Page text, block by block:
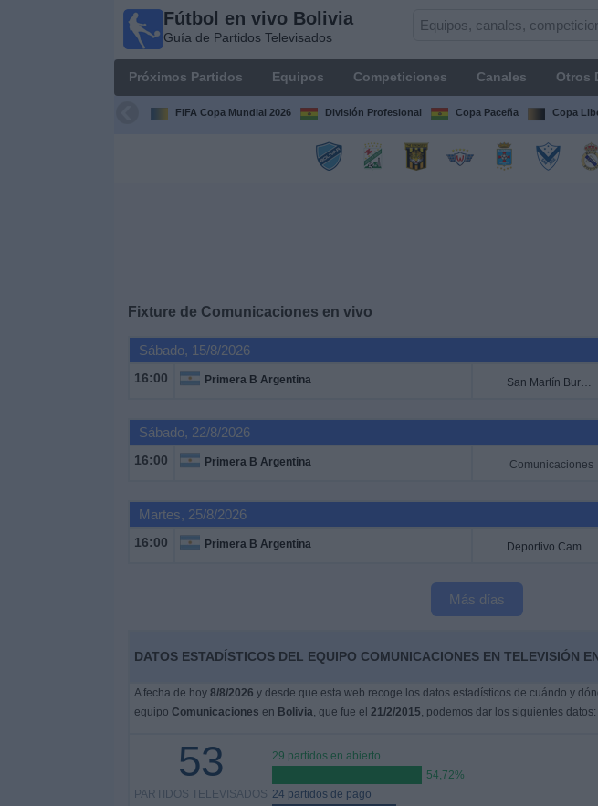
Fútbol en vivo Bolivia
Guía de Partidos Televisados
Próximos Partidos Equipos Competiciones Canales Otros
FIFA Copa Mundial 2026 División Profesional Copa Paceña Copa
Fixture de Comunicaciones en vivo
Sábado, 15/8/2026
16:00 Primera B Argentina San Martín Burzaco
Sábado, 22/8/2026
16:00 Primera B Argentina Comunicaciones
Martes, 25/8/2026
16:00 Primera B Argentina Deportivo Camioneros
Más días
DATOS ESTADÍSTICOS DEL EQUIPO COMUNICACIONES EN TELEVISIÓN
A fecha de hoy 8/8/2026 y desde que esta web recoge los datos estadísticos de cuándo y
equipo Comunicaciones en Bolivia, que fue el 21/2/2015, podemos dar los siguientes datos:
53
PARTIDOS TELEVISADOS
29 partidos en abierto
54,72%
24 partidos de pago